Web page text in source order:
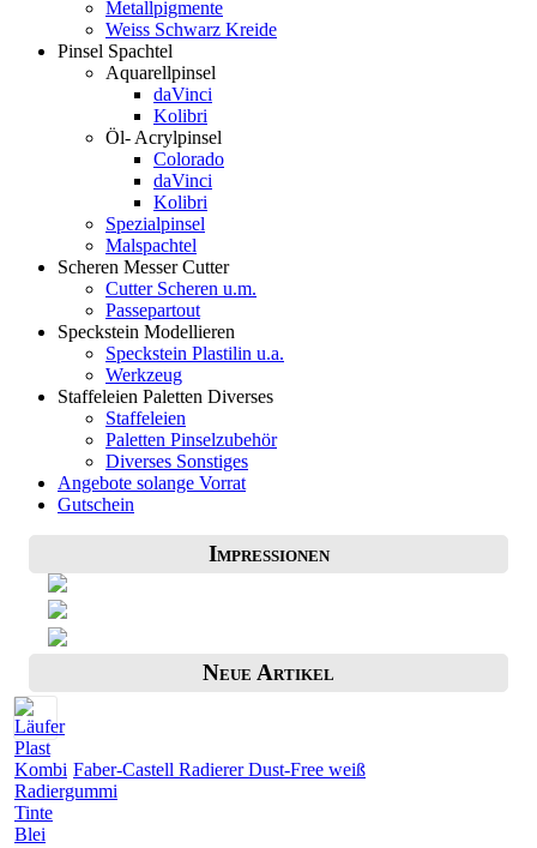
Metallpigmente
Weiss Schwarz Kreide
Pinsel Spachtel
Aquarellpinsel
daVinci
Kolibri
Öl- Acrylpinsel
Colorado
daVinci
Kolibri
Spezialpinsel
Malspachtel
Scheren Messer Cutter
Cutter Scheren u.m.
Passepartout
Speckstein Modellieren
Speckstein Plastilin u.a.
Werkzeug
Staffeleien Paletten Diverses
Staffeleien
Paletten Pinselzubehör
Diverses Sonstiges
Angebote solange Vorrat
Gutschein
Impressionen
Neue Artikel
Faber-Castell Radierer Dust-Free weiß